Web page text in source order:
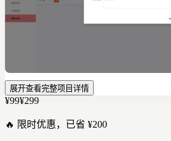
展开查看完整项目详情
¥99¥299
🔥 限时优惠，已省 ¥200